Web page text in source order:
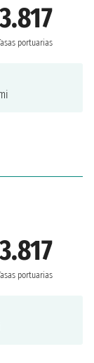
portuarias
portuarias